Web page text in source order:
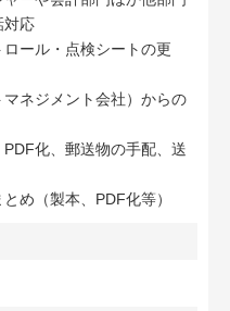
対応
ール・点検シートの更
ネジメント会社）からの
化、郵送物の手配、送
め（製本、PDF化等）